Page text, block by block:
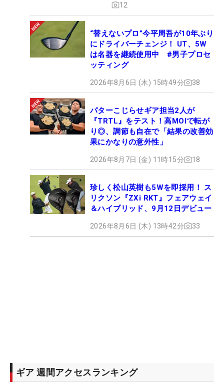
12
“替えないプロ”今平周吾が10年ぶり
にドライバーチェンジ！ UT、5W
は名器を継続使用中 #男子プロセ
ッティング
2026年8月6日 (木) 15時49分 38
パターこじらせギア担当2人が
『TRTL』をテスト！高MOIで転が
り◎、調節も自在で「結果の改善効
果にかなりの意外性」
2026年8月7日 (金) 11時15分 18
珍しく松山英樹も5Wを即採用！ ス
リクソン『ZXi RKT』フェアウェイ
＆ハイブリッド、9月12日デビュー
2026年8月6日 (木) 13時42分 33
ギア 週間アクセスランキング